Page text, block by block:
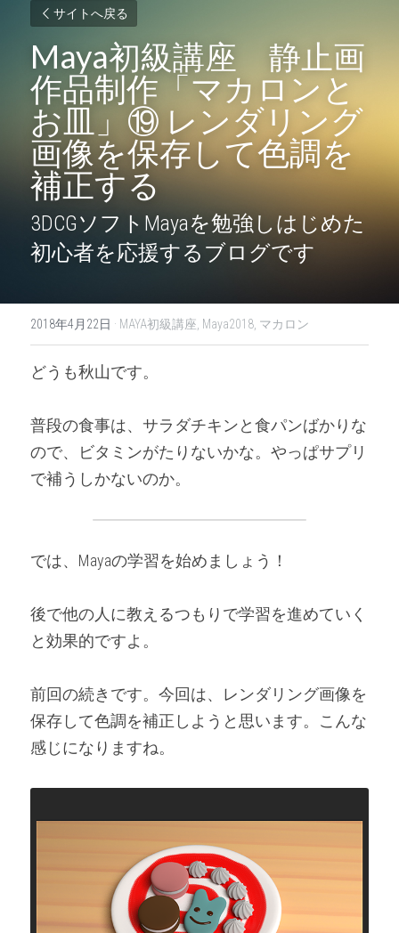
サイトへ戻る
Maya初級講座　静止画
作品制作「マカロンと
お皿」⑲ レンダリング
画像を保存して色調を
補正する
3DCGソフトMayaを勉強しはじめた
初心者を応援するブログです
2018年4月22日 · MAYA初級講座, Maya2018, マカロン
どうも秋山です。
普段の食事は、サラダチキンと食パンばかりな
ので、ビタミンがたりないかな。やっぱサプリ
で補うしかないのか。
では、Mayaの学習を始めましょう！
後で他の人に教えるつもりで学習を進めていく
と効果的ですよ。
前回の続きです。今回は、レンダリング画像を
保存して色調を補正しようと思います。こんな
感じになりますね。